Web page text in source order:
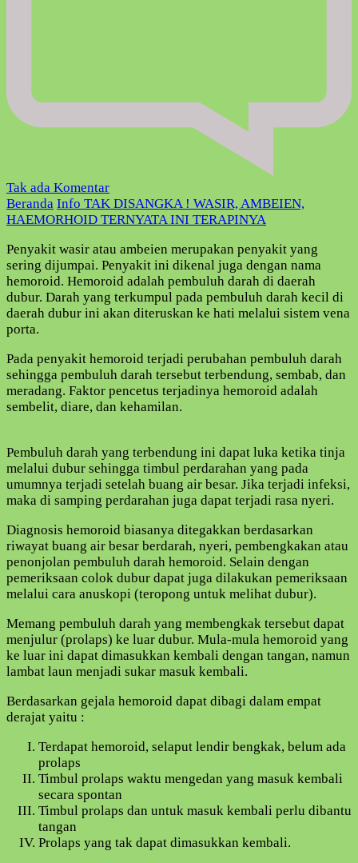
Tak ada Komentarpada
TAK
DISANGKA
WASIR,
AMBEIEN,
HAEMORHOID
TERNYATA
INI
Beranda Info TAK DISANGKA ! WASIR, AMBEIEN,
HAEMORHOID TERNYATA INI TERAPINYA
Penyakit wasir atau ambeien merupakan penyakit yang
sering dijumpai. Penyakit ini dikenal juga dengan nama
hemoroid. Hemoroid adalah pembuluh darah di daerah
dubur. Darah yang terkumpul pada pembuluh darah kecil di
daerah dubur ini akan diteruskan ke hati melalui sistem vena
porta.
Pada penyakit hemoroid terjadi perubahan pembuluh darah
sehingga pembuluh darah tersebut terbendung, sembab, dan
meradang. Faktor pencetus terjadinya hemoroid adalah
sembelit, diare, dan kehamilan.
Pembuluh darah yang terbendung ini dapat luka ketika tinja
melalui dubur sehingga timbul perdarahan yang pada
umumnya terjadi setelah buang air besar. Jika terjadi infeksi,
maka di samping perdarahan juga dapat terjadi rasa nyeri.
Diagnosis hemoroid biasanya ditegakkan berdasarkan
riwayat buang air besar berdarah, nyeri, pembengkakan atau
penonjolan pembuluh darah hemoroid. Selain dengan
pemeriksaan colok dubur dapat juga dilakukan pemeriksaan
melalui cara anuskopi (teropong untuk melihat dubur).
Memang pembuluh darah yang membengkak tersebut dapat
menjulur (prolaps) ke luar dubur. Mula-mula hemoroid yang
ke luar ini dapat dimasukkan kembali dengan tangan, namun
lambat laun menjadi sukar masuk kembali.
Berdasarkan gejala hemoroid dapat dibagi dalam empat
derajat yaitu :
Terdapat hemoroid, selaput lendir bengkak, belum ada
prolaps
Timbul prolaps waktu mengedan yang masuk kembali
secara spontan
Timbul prolaps dan untuk masuk kembali perlu dibantu
tangan
Prolaps yang tak dapat dimasukkan kembali.